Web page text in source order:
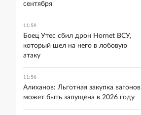
сентября
11:59
Боец Утес сбил дрон Hornet ВСУ,
который шел на него в лобовую
атаку
11:56
Алиханов: Льготная закупка вагонов
может быть запущена в 2026 году